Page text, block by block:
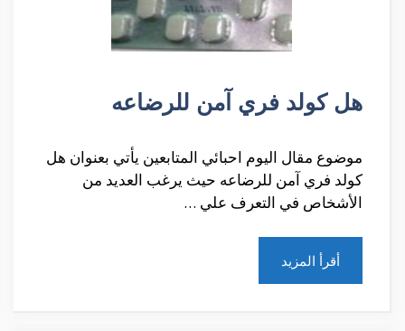
هل كولد فري آمن للرضاعه
موضوع مقال اليوم احبائي المتابعين يأتي بعنوان هل
كولد فري آمن للرضاعه حيث يرغب العديد من
الأشخاص في التعرف علي …
أقرأ المزيد